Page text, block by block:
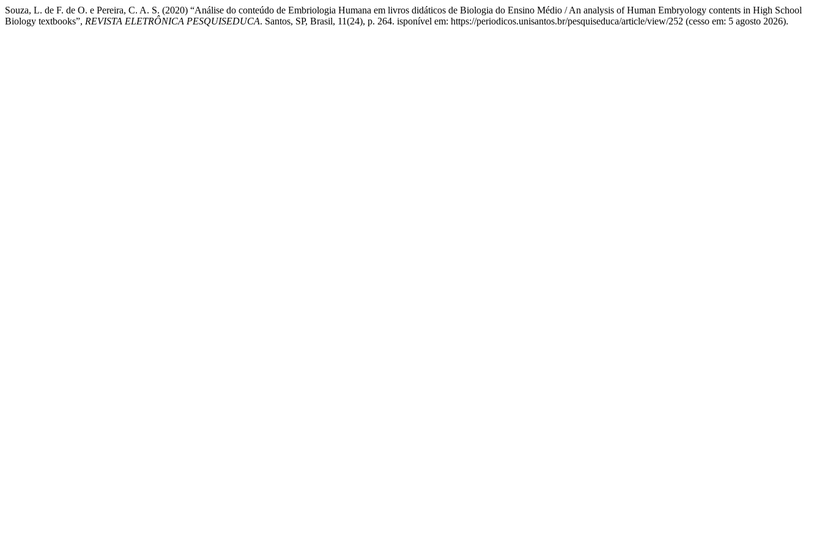
Souza, L. de F. de O. e Pereira, C. A. S. (2020) “Análise do conteúdo de Embriologia Humana em livros didáticos de Biologia do Ensino Médio / An analysis of Human Embryology contents in High School
Biology textbooks”, REVISTA ELETRÔNICA PESQUISEDUCA. Santos, SP, Brasil, 11(24), p. 264. isponível em: https://periodicos.unisantos.br/pesquiseduca/article/view/252 (cesso em: 5 agosto 2026).